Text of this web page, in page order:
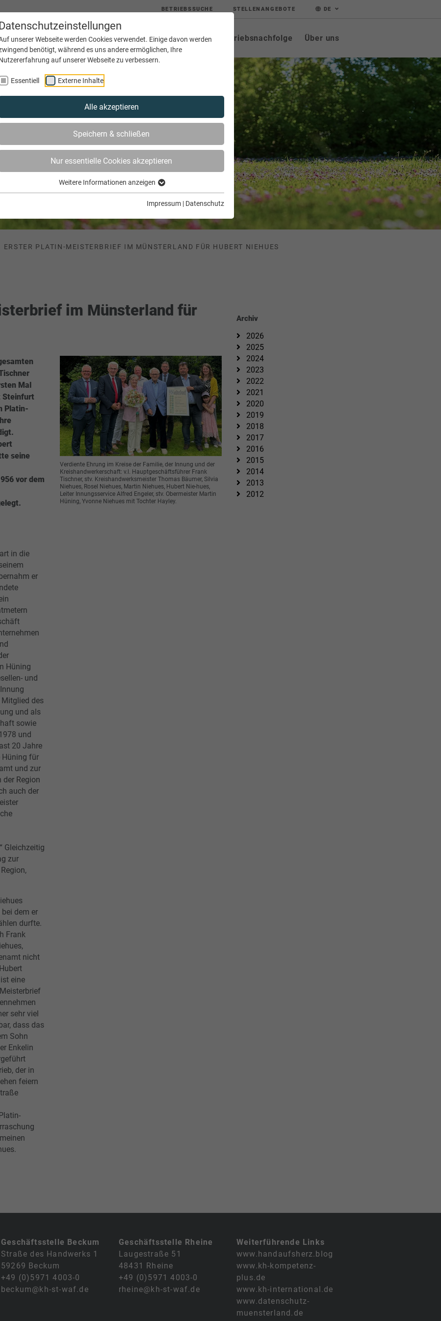
unserer Webseite werden Cookies verwendet. Einige davon werden
benötigt, während es uns andere ermöglichen, Ihre
auf unserer Webseite zu verbessern.
Essentiell Externe Inhalte
Alle akzeptieren
Speichern & schließen
Nur essentielle Cookies akzeptieren
Weitere Informationen anzeigen
Impressum | Datenschutz
BETRIEBSSUCHE STELLENANGEBOTE DE
Service Bildung Innungen Netzwerke Betriebsnachfolge Über uns
ERSTER PLATIN-MEISTERBRIEF IM MÜNSTERLAND FÜR HUBERT NIEHUES
im Münsterland für
Mal
Steinfurt
Platin-
seine
vor dem
in die
er
Hüning
und
des
und als
sowie
und
20 Jahre
Hüning für
und zur
der Region
auch der
Gleichzeitig
zur
dem er
durfte.
Frank
nicht
eine
sehr viel
dass das
Sohn
Enkelin
der in
feiern
Verdiente Ehrung im Kreise der Familie, der Innung und der
Kreishandwerkerschaft: v.l. Hauptgeschäftsführer Frank
Tischner, stv. Kreishandwerksmeister Thomas Bäumer, Silvia
Niehues, Rosel Niehues, Martin Niehues, Hubert Nie-hues,
Leiter Innungsservice Alfred Engeler, stv. Obermeister Martin
Hüning, Yvonne Niehues mit Tochter Hayley.
Archiv
2026
2025
2024
2023
2022
2021
2020
2019
2018
2017
2016
2015
2014
2013
2012
Geschäftsstelle Beckum
Straße des Handwerks 1
59269 Beckum
+49 (0)5971 4003-0
beckum@kh-st-waf.de
Geschäftsstelle Rheine
Laugestraße 51
48431 Rheine
+49 (0)5971 4003-0
rheine@kh-st-waf.de
Weiterführende Links
www.handaufsherz.blog
www.kh-kompetenz-
plus.de
www.kh-international.de
www.datenschutz-
muensterland.de